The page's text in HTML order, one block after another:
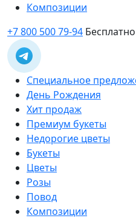
Композиции
+7 800 500 79-94
Специальное
День Рождения
Хит продаж
Премиум букеты
Недорогие цветы
Букеты
Цветы
Розы
Повод
Композиции